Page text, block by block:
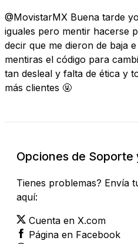
@MovistarMX Buena tarde
iguales pero mentir hacerse
decir que me dieron de baja
mentiras el código para
tan desleal y falta de ética y
más clientes 🤬
Opciones de
Tienes problemas? Envía
aquí:
Cuenta en X.com
Página en Facebook